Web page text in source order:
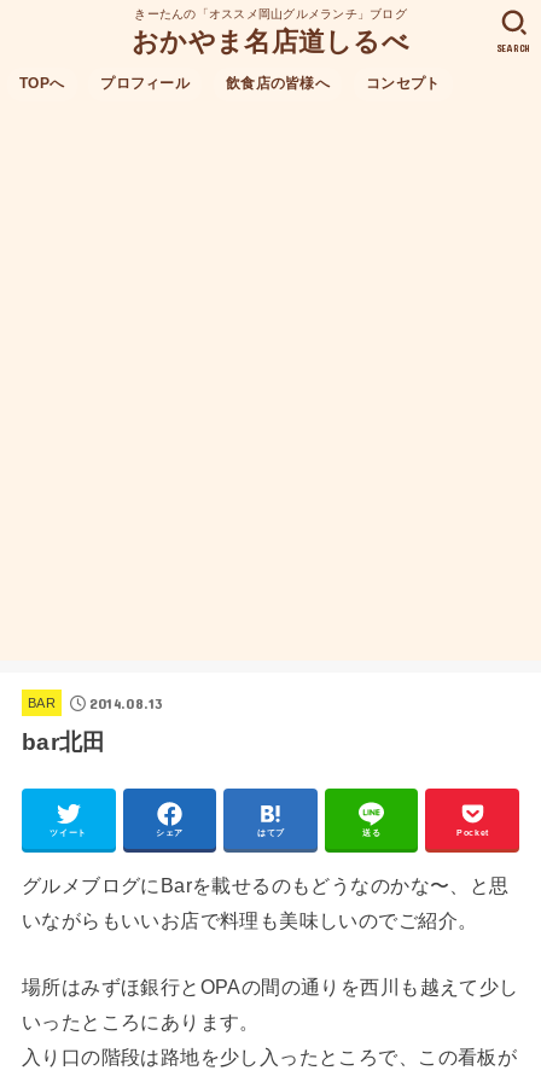
きーたんの「オススメ岡山グルメランチ」ブログ
おかやま名店道しるべ
TOPへ プロフィール 飲食店の皆様へ コンセプト
SEARCH
BAR 2014.08.13
bar北田
ツイート シェア はてブ 送る Pocket
グルメブログにBarを載せるのもどうなのかな〜、と思
いながらもいいお店で料理も美味しいのでご紹介。
場所はみずほ銀行とOPAの間の通りを西川も越えて少し
いったところにあります。
入り口の階段は路地を少し入ったところで、この看板が